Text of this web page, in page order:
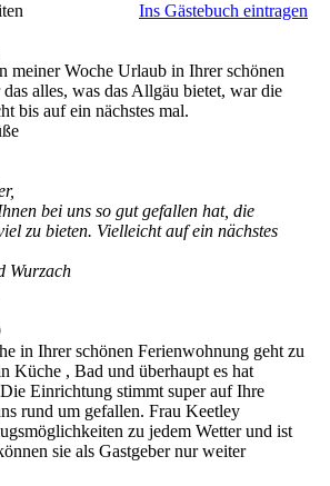
Ins Gästebuch eintragen
meiner Woche Urlaub in Ihrer schönen
alles, was das Allgäu bietet, war die
bis auf ein nächstes mal.
bei uns so gut gefallen hat, die
zu bieten. Vielleicht auf ein nächstes
Wurzach
in Ihrer schönen Ferienwohnung geht zu
Küche , Bad und überhaupt es hat
Einrichtung stimmt super auf Ihre
rund um gefallen. Frau Keetley
zu jedem Wetter und ist
sie als Gastgeber nur weiter